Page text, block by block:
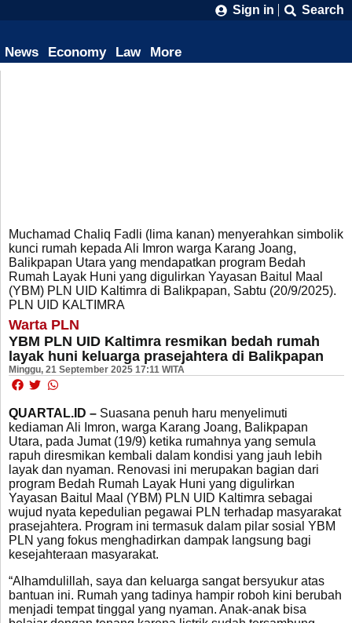
Sign in Search
News Economy Law More
Muchamad Chaliq Fadli (lima kanan) menyerahkan simbolik
kunci rumah kepada Ali Imron warga Karang Joang,
Balikpapan Utara yang mendapatkan program Bedah
Rumah Layak Huni yang digulirkan Yayasan Baitul Maal
(YBM) PLN UID Kaltimra di Balikpapan, Sabtu (20/9/2025).
PLN UID KALTIMRA
Warta PLN
YBM PLN UID Kaltimra resmikan bedah rumah
layak huni keluarga prasejahtera di Balikpapan
Minggu, 21 September 2025 17:11 WITA
QUARTAL.ID – Suasana penuh haru menyelimuti
kediaman Ali Imron, warga Karang Joang, Balikpapan
Utara, pada Jumat (19/9) ketika rumahnya yang semula
rapuh diresmikan kembali dalam kondisi yang jauh lebih
layak dan nyaman. Renovasi ini merupakan bagian dari
program Bedah Rumah Layak Huni yang digulirkan
Yayasan Baitul Maal (YBM) PLN UID Kaltimra sebagai
wujud nyata kepedulian pegawai PLN terhadap masyarakat
prasejahtera. Program ini termasuk dalam pilar sosial YBM
PLN yang fokus menghadirkan dampak langsung bagi
kesejahteraan masyarakat.
“Alhamdulillah, saya dan keluarga sangat bersyukur atas
bantuan ini. Rumah yang tadinya hampir roboh kini berubah
menjadi tempat tinggal yang nyaman. Anak-anak bisa